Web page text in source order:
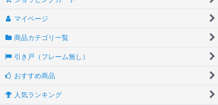
マイページ
商品カテゴリ一覧
引き戸（フレーム無し）
おすすめ商品
人気ランキング